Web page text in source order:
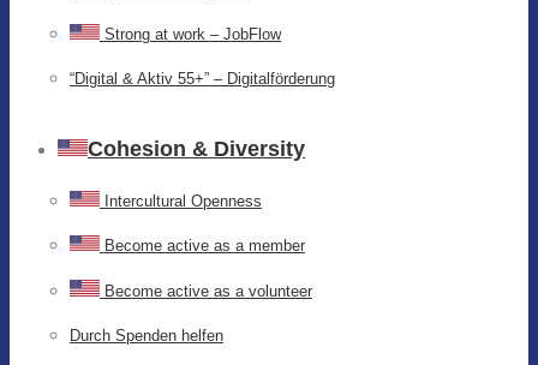
Strong at work – JobFlow
“Digital & Aktiv 55+” – Digitalförderung
Cohesion & Diversity
Intercultural Openness
Become active as a member
Become active as a volunteer
Durch Spenden helfen